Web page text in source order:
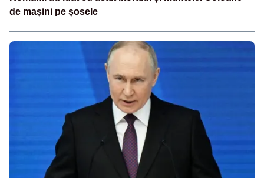
de mașini pe șosele